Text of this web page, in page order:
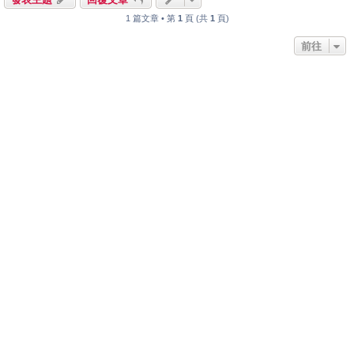
1 篇文章 • 第 1 頁 (共 1 頁)
前往